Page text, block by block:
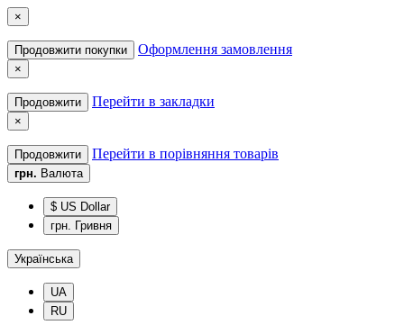
×
Продовжити покупки Оформлення замовлення
×
Продовжити Перейти в закладки
×
Продовжити Перейти в порівняння товарів
грн. Валюта
$ US Dollar
грн. Гривня
Українська
UA
RU